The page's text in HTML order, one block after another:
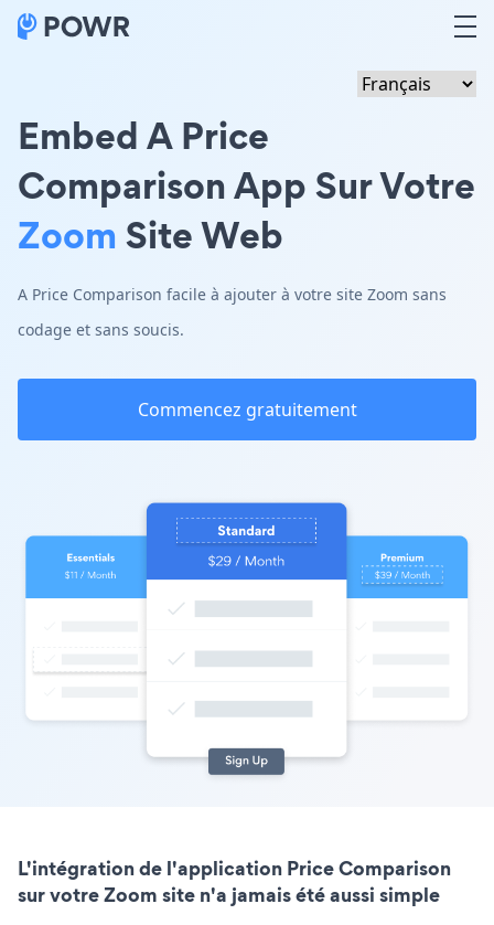
Embed A Price
Comparison App Sur Votre
Zoom Site Web
A Price Comparison facile à ajouter à votre site Zoom sans
codage et sans soucis.
Commencez gratuitement
L'intégration de l'application Price Comparison
sur votre Zoom site n'a jamais été aussi simple